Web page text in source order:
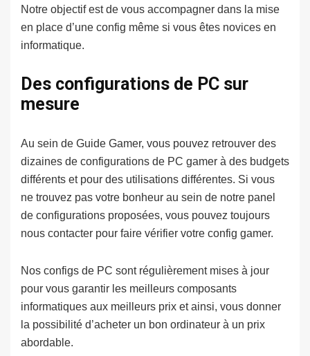
Notre objectif est de vous accompagner dans la mise
en place d’une config même si vous êtes novices en
informatique.
Des configurations de PC sur
mesure
Au sein de Guide Gamer, vous pouvez retrouver des
dizaines de configurations de PC gamer à des budgets
différents et pour des utilisations différentes. Si vous
ne trouvez pas votre bonheur au sein de notre panel
de configurations proposées, vous pouvez toujours
nous contacter pour faire vérifier votre config gamer.
Nos configs de PC sont régulièrement mises à jour
pour vous garantir les meilleurs composants
informatiques aux meilleurs prix et ainsi, vous donner
la possibilité d’acheter un bon ordinateur à un prix
abordable.